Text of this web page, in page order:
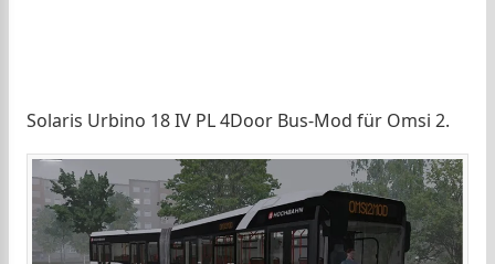
Solaris Urbino 18 IV PL 4Door Bus-Mod für Omsi 2.